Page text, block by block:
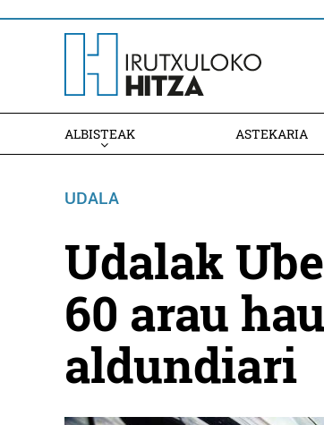
ALBISTEAK ASTEKARIA
UDALA
Udalak
60 arau
aldundiari